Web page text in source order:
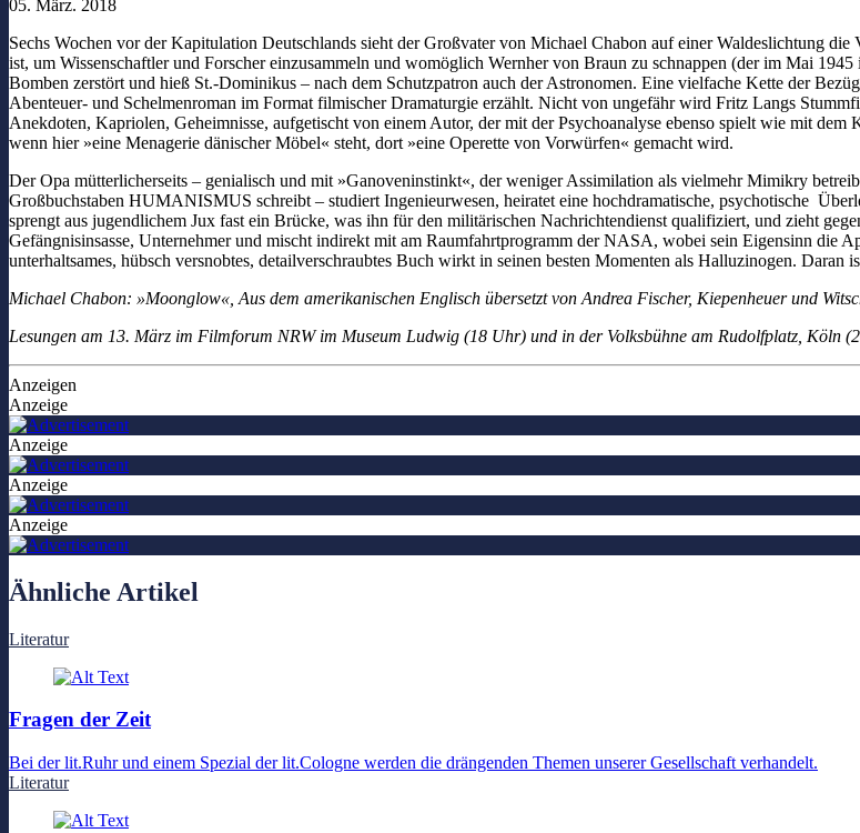
05. März. 2018
Sechs Wochen vor der Kapitulation Deutschlands sieht der Großvater von Michael Chabon auf einer Waldeslichtung
ist, um Wissenschaftler und Forscher einzusammeln und womöglich Wernher von Braun zu schnappen (der im Mai
Bomben zerstört und hieß St.-Dominikus – nach dem Schutzpatron auch der Astronomen. Eine vielfache Kette der
Abenteuer- und Schelmenroman im Format filmischer Dramaturgie erzählt. Nicht von ungefähr wird Fritz Langs
Anekdoten, Kapriolen, Geheimnisse, aufgetischt von einem Autor, der mit der Psychoanalyse ebenso spielt wie mit
wenn hier »eine Menagerie dänischer Möbel« steht, dort »eine Operette von Vorwürfen« gemacht wird.
Der Opa mütterlicherseits – genialisch und mit »Ganoveninstinkt«, der weniger Assimilation als vielmehr Mimikry
Großbuchstaben HUMANISMUS schreibt – studiert Ingenieurwesen, heiratet eine hochdramatische, psychotische
sprengt aus jugendlichem Jux fast ein Brücke, was ihn für den militärischen Nachrichtendienst qualifiziert, und zieht
Gefängnisinsasse, Unternehmer und mischt indirekt mit am Raumfahrtprogramm der NASA, wobei sein Eigensinn die
unterhaltsames, hübsch versnobtes, detailverschraubtes Buch wirkt in seinen besten Momenten als Halluzinogen.
Michael Chabon: »Moonglow«, Aus dem amerikanischen Englisch übersetzt von Andrea Fischer, Kiepenheuer und
Lesungen am 13. März im Filmforum NRW im Museum Ludwig (18 Uhr) und in der Volksbühne am Rudolfplatz, Köln
Anzeigen
Anzeige
Anzeige
Anzeige
Anzeige
Ähnliche Artikel
Literatur
Fragen der Zeit
Bei der lit.Ruhr und einem Spezial der lit.Cologne werden die drängenden Themen unserer Gesellschaft verhandelt.
Literatur